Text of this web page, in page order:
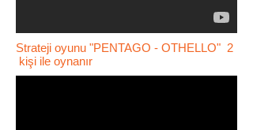
Strateji oyunu "PENTAGO - OTHELLO" 2
kişi ile oynanır